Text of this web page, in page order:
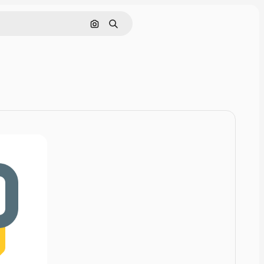
画像で検索
検索